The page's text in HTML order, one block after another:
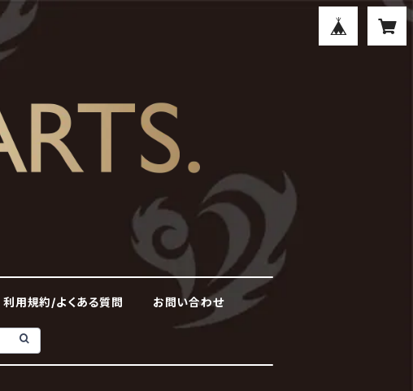
利用規約/よくある質問 お問い合わせ